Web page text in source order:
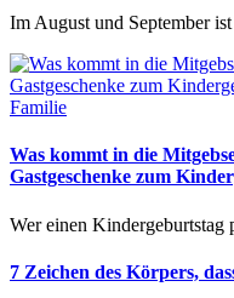
Im August und September
Familie
Was kommt in die
Gastgeschenke zum
Wer einen Kindergeburtstag
7 Zeichen des Körpers,